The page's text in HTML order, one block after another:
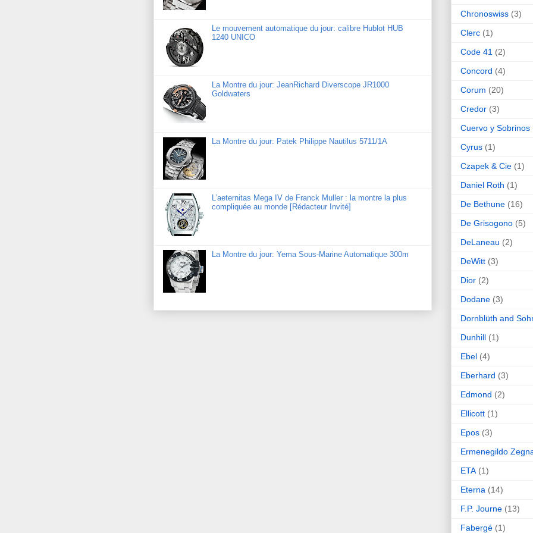
Le mouvement automatique du jour: calibre Hublot HUB
1240 UNICO
La Montre du jour: JeanRichard Diverscope JR1000
Goldwaters
La Montre du jour: Patek Philippe Nautilus 5711/1A
L’aeternitas Mega IV de Franck Muller : la montre la plus
compliquée au monde [Rédacteur Invité]
La Montre du jour: Yema Sous-Marine Automatique 300m
Chronoswiss (3)
Clerc (1)
Code 41 (2)
Concord (4)
Corum (20)
Credor (3)
Cuervo y Sobrinos
Cyrus (1)
Czapek & Cie (1)
Daniel Roth (1)
De Bethune (16)
De Grisogono (5)
DeLaneau (2)
DeWitt (3)
Dior (2)
Dodane (3)
Dornblüth and
Dunhill (1)
Ebel (4)
Eberhard (3)
Edmond (2)
Ellicott (1)
Epos (3)
Ermenegildo
ETA (1)
Eterna (14)
F.P. Journe (13)
Fabergé (1)